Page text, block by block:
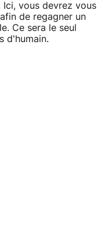
Ici, vous devrez vous
de regagner un
Ce sera le seul
d'humain.